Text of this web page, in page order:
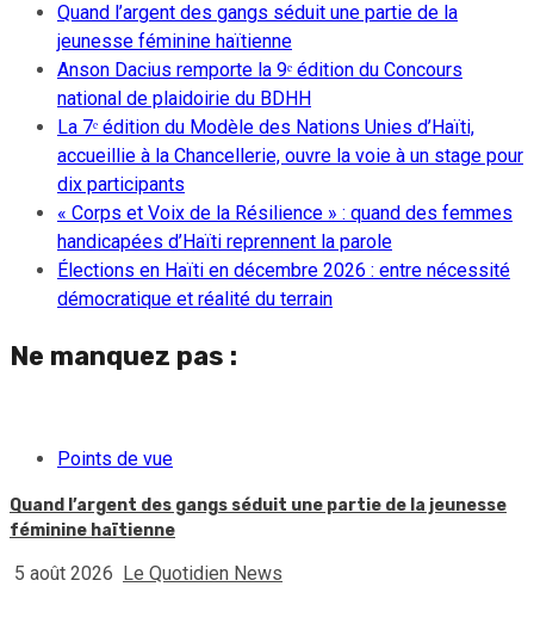
Quand l’argent des gangs séduit une partie de la
jeunesse féminine haïtienne
Anson Dacius remporte la 9ᵉ édition du Concours
national de plaidoirie du BDHH
La 7ᵉ édition du Modèle des Nations Unies d’Haïti,
accueillie à la Chancellerie, ouvre la voie à un stage pour
dix participants
« Corps et Voix de la Résilience » : quand des femmes
handicapées d’Haïti reprennent la parole
Élections en Haïti en décembre 2026 : entre nécessité
démocratique et réalité du terrain
Ne manquez pas :
Points de vue
Quand l’argent des gangs séduit une partie de la jeunesse
féminine haïtienne
5 août 2026 Le Quotidien News